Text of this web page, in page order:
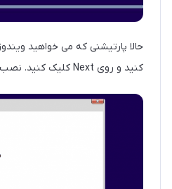
حالا پارتیشنی که می خواهید
کنید و روی Next کلیک کنید. نصب ویندوز 10 آغاز خواهد شد.